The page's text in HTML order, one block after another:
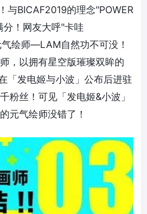
与BICAF2019的理念"POWER
分！网友大呼"卡哇
绘师—LAM自然功不可没！
，以拥有星空版璀璨双眸的
「发电姬与小波」公布后进驻
粉丝！可见「发电姬&小波」
元气绘师没错了！